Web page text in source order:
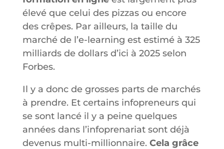
élevé que celui des pizzas ou encore
des crêpes. Par ailleurs, la taille du
marché de l’e-learning est estimé à 325
milliards de dollars d’ici à 2025 selon
Forbes.
Il y a donc de grosses parts de marchés
à prendre. Et certains infopreneurs qui
se sont lancé il y a peine quelques
années dans l’infoprenariat sont déjà
devenus multi-millionnaire. Cela grâce